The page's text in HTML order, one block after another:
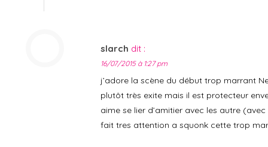
slarch dit :
16/07/2015 à 1:27 pm
j’adore la scène du début trop marrant
plutôt très exite mais il est protecteur
aime se lier d’amitier avec les autre
fait tres attention a squonk cette trop